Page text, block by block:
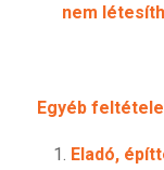
nem
Egyéb
Eladó,